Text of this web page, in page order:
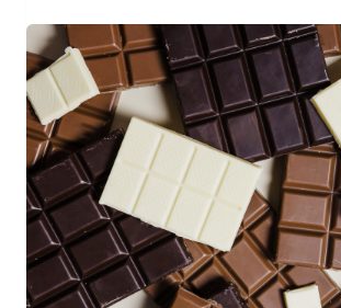
Astuces
Rechercher
Facebook